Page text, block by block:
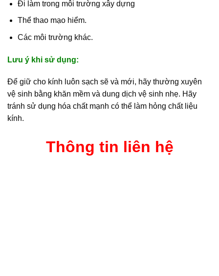
Đi làm trong môi trường xây dựng
Thể thao mạo hiểm.
Các môi trường khác.
Lưu ý khi sử dụng:
Để giữ cho kính luôn sạch sẽ và mới, hãy thường xuyên
vệ sinh bằng khăn mềm và dung dịch vệ sinh nhẹ. Hãy
tránh sử dụng hóa chất mạnh có thể làm hỏng chất liệu
kính.
Thông tin liên hệ